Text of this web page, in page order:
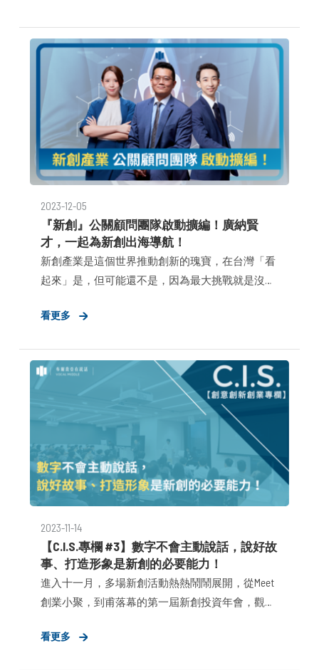
人才招募與市場拓展等里程碑，在成立將屆滿十年
之際，更於30日攜手台灣最大新創社團《台灣新創
投資交流》舉辦首屆新創沙龍年會，邀請近百家新
創、創投與加速器出席，其中近六成出席者為創辦
人或核心管理層，由《布爾喬亞公關顧問》創辦人
兼執行長 鄧耀中、《台灣新創投資交流》社團創始
人 林文欽、《PChome》財務長 周磊、《QSearch》
共同創辦人 周世恩、《瀛睿律師事務所》創始合夥
人 簡榮宗及《Appworks》前媒體公關總監 李欣岳擔
任講者，分別從公關行銷、財務投資、法律與數據
等面向，剖析品牌形象資產在下一個新創世代中，
會替新創成長軌跡帶來哪些影響，期許透過凝聚各
方領袖，共同打造新創圈的下一個黃金十年。
2023-12-05
『新創』公關顧問團隊啟動擴編！廣納賢
才，一起為新創出海導航！
新創產業是這個世界推動創新的瑰寶，在台灣「看
起來」是，但可能還不是，因為最大挑戰就是沒有
年會中都同時被幾家創投、投資顧問所提及，但隨
以結合商業策略與數據思維的公關顧問服務，替新
創加速出場，過去幾年在新創領域的服務規模皆是
翻倍成長，這僅僅是建立在核心團隊只有1-2人的結
果，今年臺灣有超過 6,674 家仍營運中的新創企
業，我們的服務數量約是百分之一，如果根據「蘭
徹斯特法則」來看，當新創品牌「市佔率」達7%，
即為普遍在市場上能知道該企業存在的一個標準值
來看，我們有大約6x距離，加上這幾年與越來越多
相對成熟且希望加速出場的新創合作，為持續與企
業並進增長，布爾喬亞現階段想招募2位與我一起
投身新創領域服務的公關顧問(理級、資深)，無論
哪一種職級，必要條件都包含以下三點：
看更多
2023-11-14
【C.I.S.專欄 #3】數字不會主動說話，說好故
事、打造形象是新創的必要能力！
進入十一月，多場新創活動熱熱鬧鬧展開，從Meet
創業小聚，到甫落幕的第一屆新創投資年會，觀點
看更多